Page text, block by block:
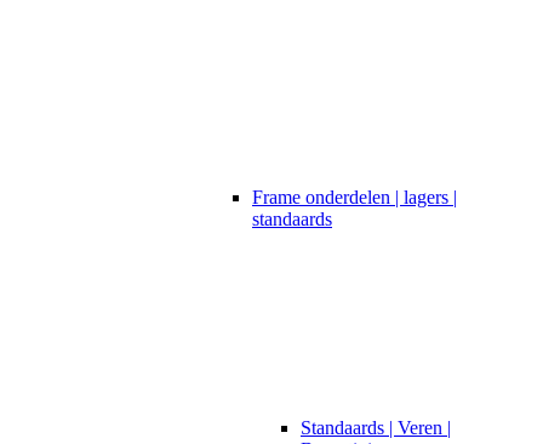
Frame onderdelen | lagers |
standaards
Standaards | Veren |